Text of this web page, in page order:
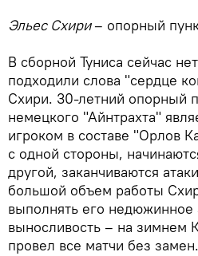
Эльес Схири– опорный
В сборной Туниса сейчас
подходили слова "сердце
Схири. 30-летний опорный
немецкого "Айнтрахта"
игроком в составе "Орлов
с одной стороны,
другой, заканчиваются
большой объем работы
выполнять его недюжинное
выносливость – на зимнем
провел все матчи без замен.